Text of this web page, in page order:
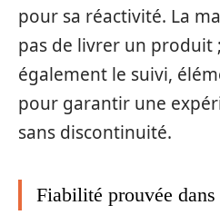
pour sa réactivité. La
pas de livrer un produit
également le suivi,
pour garantir une
sans discontinuité.
Fiabilité prouvée dans